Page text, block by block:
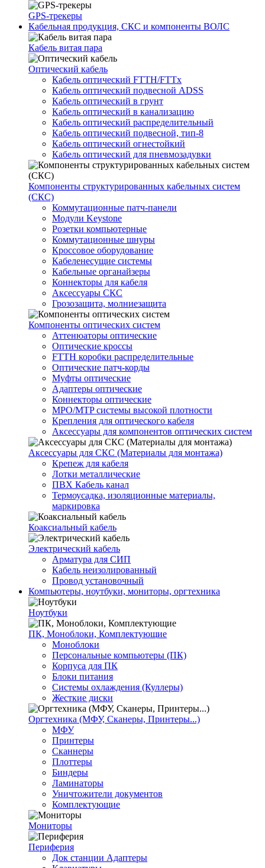
GPS-трекеры
Кабельная продукция, СКС и компоненты ВОЛС
Кабель витая пара
Оптический кабель
Кабель оптический FTTH/FTTx
Кабель оптический подвесной ADSS
Кабель оптический в грунт
Кабель оптический в канализацию
Кабель оптический распределительный
Кабель оптический подвесной, тип-8
Кабель оптический огнестойкий
Кабель оптический для пневмозадувки
Компоненты структурированных кабельных систем
(СКС)
Коммутационные патч-панели
Модули Keystone
Розетки компьютерные
Коммутационные шнуры
Кроссовое оборудование
Кабеленесущие системы
Кабельные органайзеры
Коннекторы для кабеля
Аксессуары СКС
Грозозащита, молниезащита
Компоненты оптических систем
Аттенюаторы оптические
Оптические кроссы
FTTH коробки распределительные
Оптические патч-корды
Муфты оптические
Адаптеры оптические
Коннекторы оптические
MPO/MTP системы высокой плотности
Крепления для оптического кабеля
Аксессуары для компонентов оптических систем
Аксессуары для СКС (Материалы для монтажа)
Крепеж для кабеля
Лотки металлические
ПВХ Кабель канал
Термоусадка, изоляционные материалы,
маркировка
Коаксиальный кабель
Электрический кабель
Арматура для СИП
Кабель неизолированный
Провод установочный
Компьютеры, ноутбуки, мониторы, оргтехника
Ноутбуки
ПК, Моноблоки, Комплектующие
Моноблоки
Персональные компьютеры (ПК)
Корпуса для ПК
Блоки питания
Системы охлаждения (Куллеры)
Жесткие диски
Оргтехника (МФУ, Сканеры, Принтеры...)
МФУ
Принтеры
Сканнеры
Плоттеры
Биндеры
Ламинаторы
Уничтожители документов
Комплектующие
Мониторы
Периферия
Док станции Адаптеры